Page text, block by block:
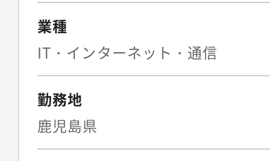
業種
IT・インターネット・通信
勤務地
鹿児島県